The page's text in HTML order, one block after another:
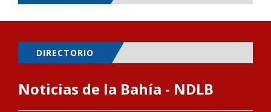
DIRECTORIO
Noticias de la Bahía - NDLB